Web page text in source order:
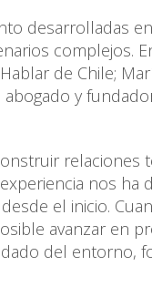
desarrolladas
complejos.
de Chile;
abogado y
relaciones
nos ha
el inicio.
avanzar en
del entorno,